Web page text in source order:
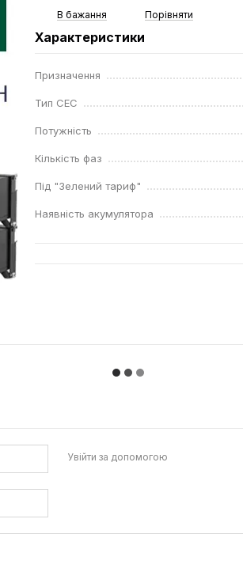
В бажання Порівняти
Характеристики
Призначення
Тип СЕС
Потужність
Кількість фаз
Під "Зелений тариф"
Наявність акумулятора
Увійти за допомогою